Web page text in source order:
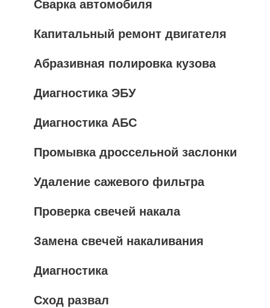
Сварка автомобиля
Капитальный ремонт двигателя
Абразивная полировка кузова
Диагностика ЭБУ
Диагностика АБС
Промывка дроссельной заслонки
Удаление сажевого фильтра
Проверка свечей накала
Замена свечей накаливания
Диагностика
Сход развал